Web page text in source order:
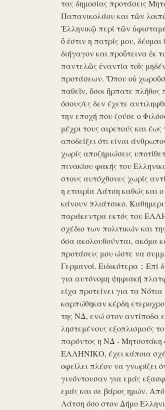
τας δημοσίας προτάσεις
Παπανικολάου και τῶν
Ἑλληνικῷ περί τῶν
ὅ ἐστιν η πατρίς μου,
διήγαγον και προὔτεινα ἐκ
παντελῶς ἐναντία τοῖς
προτάσεων. Ὅπου οὐ
παθεῖν, ὅσοι ἥρπατε
όσους/ες δεν έχετε
την εποχή που ζούσε ο
μέχρι τους αιρετούς και
αποδείξει ότι είναι
χωρίς αποζημιώσεις
πινακίου φακής του
στους αυτόχθονες χωρίς
η εταιρία Λάτση καθώς και
κάνουν πλιάτσικο.
παράκεντρα εκτός του
σχέδιο των πολιτικών και
όσα ακολουθούνται, ακόμα
προτάσεις μου ώστε να
Γερμανοί. Ειδικότερα：
για αυτόνομη ψηφιακή
είχα προτείνει για τα
καρπώθηκαν κέρδη
της ΝΔ, ενώ στον αντίποδα
ληστεμένους εξοπλισμούς
παρόντος η ΝΔ - Μητσοτάκη
ΕΛΛΗΝΙΚΟ, έχει κάποια
οφείλει πλέον να γνωρίζει
γινόντουσαν για εμάς
εμάς και σε βάρος ημών. Από
Λάτση όσο στον Δήμο